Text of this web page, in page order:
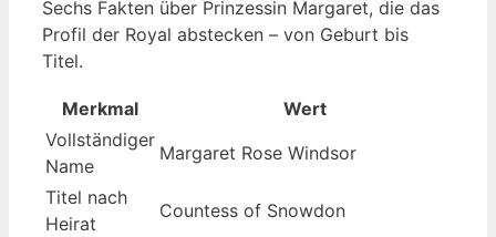
Sechs Fakten über Prinzessin Margaret, die das
Profil der Royal abstecken – von Geburt bis
Titel.
Merkmal
Wert
Vollständiger
Name
Margaret Rose Windsor
Titel nach
Heirat
Countess of Snowdon